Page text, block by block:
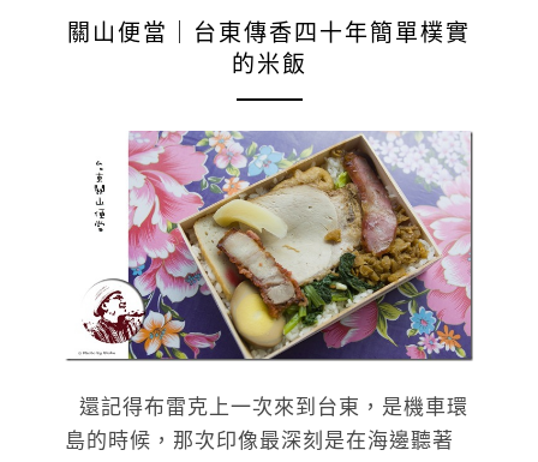
關山便當｜台東傳香四十年簡單樸實
的米飯
還記得布雷克上一次來到台東，是機車環
島的時候，那次印像最深刻是在海邊聽著